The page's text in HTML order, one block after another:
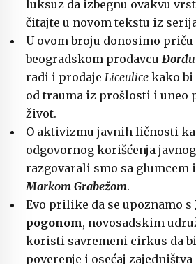
luksuz da izbegnu ovakvu
čitajte u novom tekstu iz
U ovom broju donosimo priču
beogradskom prodavcu Đorđu
radi i prodaje Liceulice kako
od trauma iz prošlosti i uneo
život.
O aktivizmu javnih ličnosti
odgovornog korišćenja
razgovarali smo sa glumcem
Markom Grabežom.
Evo prilike da se upoznamo s
pogonom, novosadskim
koristi savremeni cirkus da
poverenje i osećaj